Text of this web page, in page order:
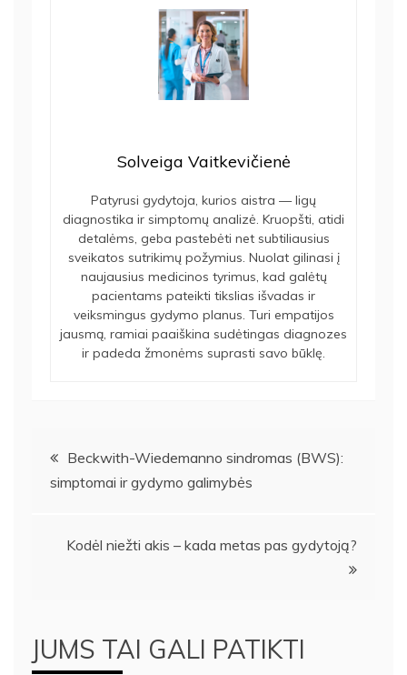
Solveiga Vaitkevičienė
Patyrusi gydytoja, kurios aistra — ligų
diagnostika ir simptomų analizė. Kruopšti, atidi
detalėms, geba pastebėti net subtiliausius
sveikatos sutrikimų požymius. Nuolat gilinasi į
naujausius medicinos tyrimus, kad galėtų
pacientams pateikti tikslias išvadas ir
veiksmingus gydymo planus. Turi empatijos
jausmą, ramiai paaiškina sudėtingas diagnozes
ir padeda žmonėms suprasti savo būklę.
Navigacija
tarp
įrašų
Beckwith-Wiedemanno sindromas (BWS):
simptomai ir gydymo galimybės
Kodėl niežti akis – kada metas pas gydytoją?
JUMS TAI GALI PATIKTI